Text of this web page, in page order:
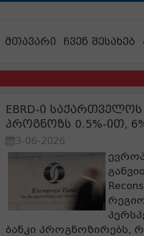
მთავარი ჩვენ შესახებ
EBRD-ი
პროგნოზს 0.5%-ით,
3-06-2026
ბანკი პროგნოზირებს,